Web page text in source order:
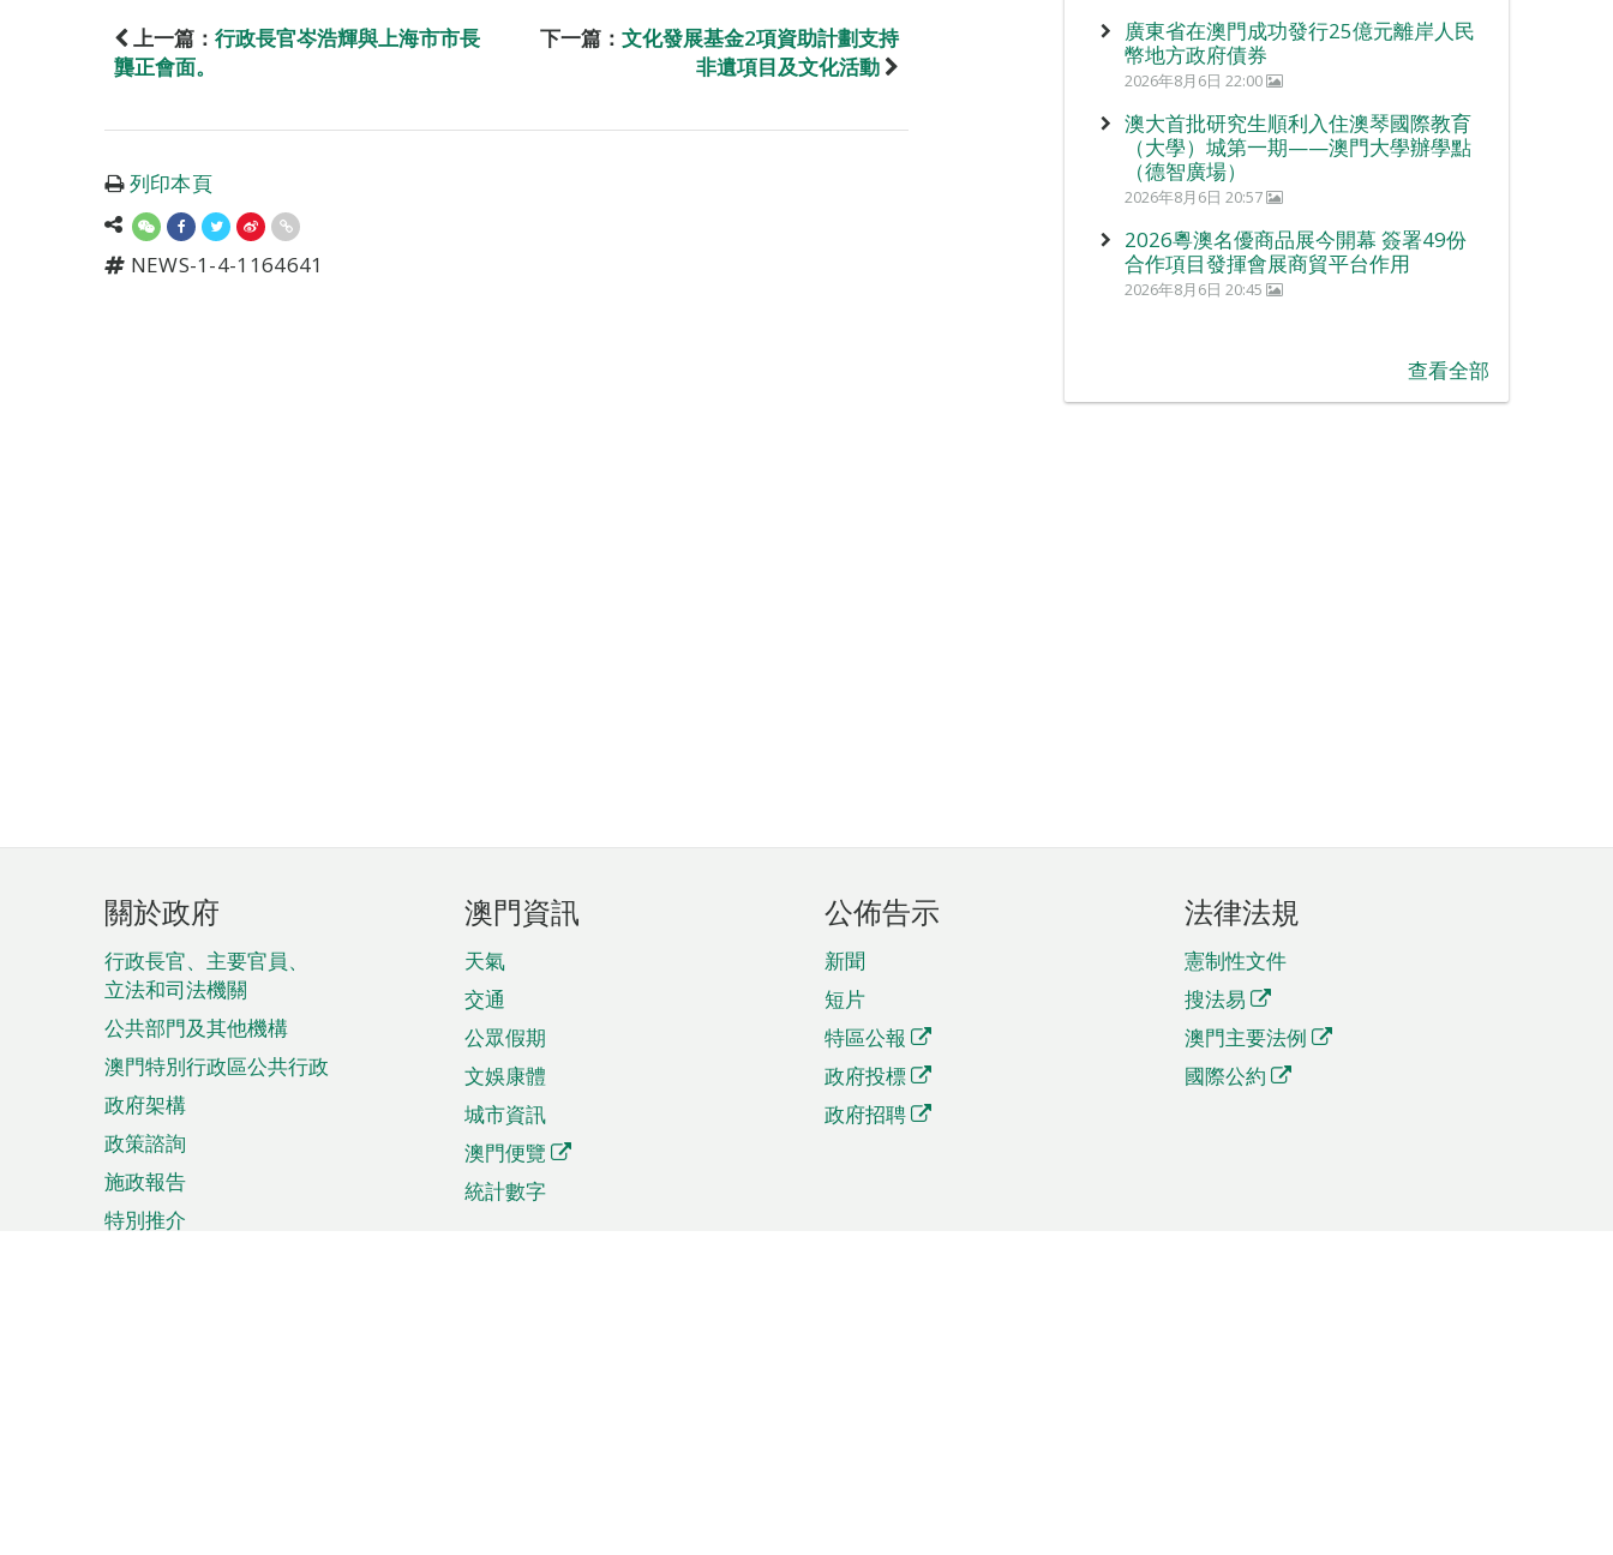
上一篇： 行政長官岑浩輝與上海市市長
龔正會面。
下一篇： 文化發展基金2項資助計劃支持
非遺項目及文化活動
列印本頁
NEWS-1-4-1164641
廣東省在澳門成功發行25億元離岸人民
幣地方政府債券
2026年8月6日 22:00
澳大首批研究生順利入住澳琴國際教育
（大學）城第一期——澳門大學辦學點
（德智廣場）
2026年8月6日 20:57
2026粵澳名優商品展今開幕 簽署49份
合作項目發揮會展商貿平台作用
2026年8月6日 20:45
查看全部
頁
腳
菜
單
關於政府
行政長官、主要官員、
立法和司法機關
公共部門及其他機構
澳門特別行政區公共行政
政府架構
政策諮詢
施政報告
特別推介
澳門資訊
天氣
交通
公眾假期
文娛康體
城市資訊
澳門便覽
統計數字
公佈告示
新聞
短片
特區公報
政府投標
政府招聘
法律法規
憲制性文件
搜法易
澳門主要法例
國際公約